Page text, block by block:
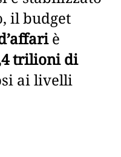
il budget
è
trilioni di
ai livelli